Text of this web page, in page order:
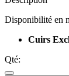
Disponibilité en
Cuirs
Qté: